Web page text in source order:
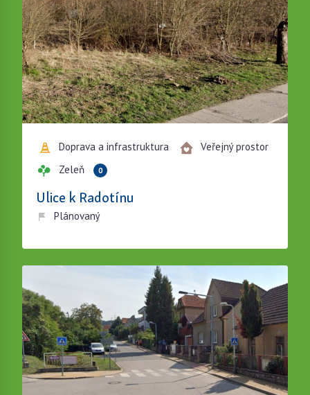
Doprava a infrastruktura
Veřejný prostor
Zeleň
0
Ulice k Radotínu
Plánovaný